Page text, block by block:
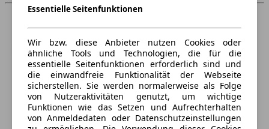
Essentielle Seitenfunktionen
Wir bzw. diese Anbieter nutzen Cookies oder
ähnliche Tools und Technologien, die für die
essentielle Seitenfunktionen erforderlich sind und
die einwandfreie Funktionalität der Webseite
sicherstellen. Sie werden normalerweise als Folge
von Nutzeraktivitäten genutzt, um wichtige
Funktionen wie das Setzen und Aufrechterhalten
von Anmeldedaten oder Datenschutzeinstellungen